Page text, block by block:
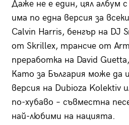
Даже не е един, цял албум
има по една версия за
Calvin Harris, бенгър на DJ
от Skrillex, трансче от
преработка на David
Като за България може да
версия на Dubioza Kolektiv
по-хубаво – съвместна
най-любими на нацията.